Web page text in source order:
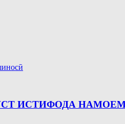
ИСТИФОДА